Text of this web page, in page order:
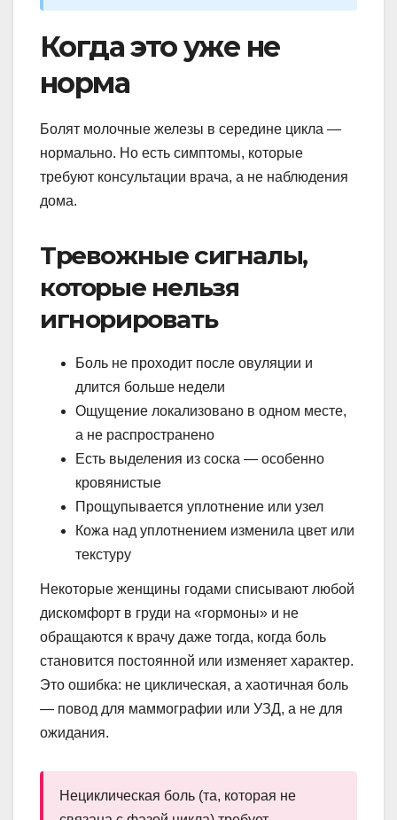
Когда это уже не
норма
Болят молочные железы в середине цикла —
нормально. Но есть симптомы, которые
требуют консультации врача, а не наблюдения
дома.
Тревожные сигналы,
которые нельзя
игнорировать
Боль не проходит после овуляции и
длится больше недели
Ощущение локализовано в одном месте,
а не распространено
Есть выделения из соска — особенно
кровянистые
Прощупывается уплотнение или узел
Кожа над уплотнением изменила цвет или
текстуру
Некоторые женщины годами списывают любой
дискомфорт в груди на «гормоны» и не
обращаются к врачу даже тогда, когда боль
становится постоянной или изменяет характер.
Это ошибка: не циклическая, а хаотичная боль
— повод для маммографии или УЗД, а не для
ожидания.
Нециклическая боль (та, которая не